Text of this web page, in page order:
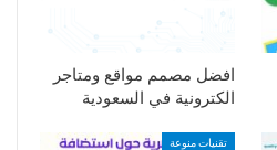
افضل مصمم مواقع ومتاجر
الكترونية في السعودية
تقنيات منوعة